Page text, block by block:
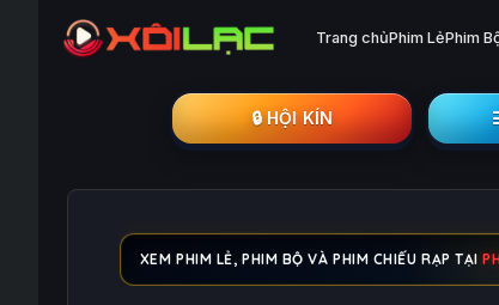
Trang chủPhim LẻPhim
🔒︎ HỘI KÍN
XEM PHIM LẺ, PHIM BỘ VÀ PHIM CHIẾU RẠP TẠI